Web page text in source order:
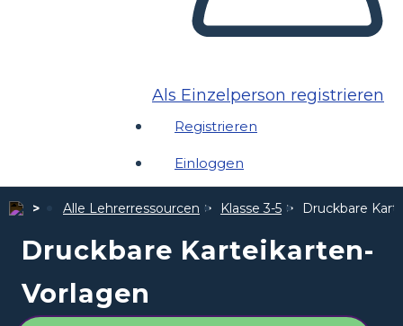
Als Einzelperson registrieren
Registrieren
Einloggen
Alle Lehrerressourcen Klasse 3-5 Druckbare
Druckbare Karteikarten-
Vorlagen